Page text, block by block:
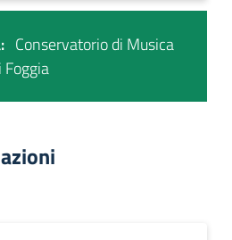
Conservatorio di Musica